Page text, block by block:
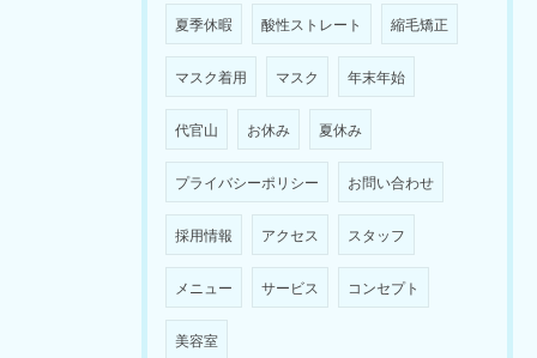
夏季休暇 酸性ストレート 縮毛矯正
マスク着用 マスク 年末年始
代官山 お休み 夏休み
プライバシーポリシー お問い合わせ
採用情報 アクセス スタッフ
メニュー サービス コンセプト
美容室